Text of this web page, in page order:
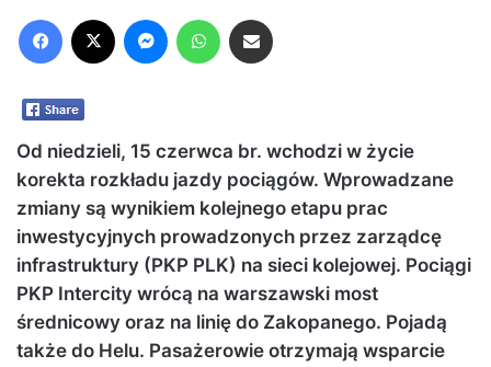
Od niedzieli, 15 czerwca br. wchodzi w życie
korekta rozkładu jazdy pociągów. Wprowadzane
zmiany są wynikiem kolejnego etapu prac
inwestycyjnych prowadzonych przez zarządcę
infrastruktury (PKP PLK) na sieci kolejowej. Pociągi
PKP Intercity wrócą na warszawski most
średnicowy oraz na linię do Zakopanego. Pojadą
także do Helu. Pasażerowie otrzymają wsparcie